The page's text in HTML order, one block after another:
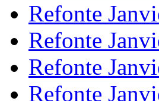
Refonte
Refonte
Refonte
Refonte